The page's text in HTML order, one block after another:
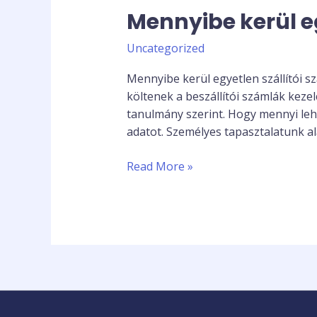
Mennyibe kerül
Uncategorized
Mennyibe kerül egyetlen szállítói
költenek a beszállítói számlák
tanulmány szerint. Hogy mennyi
adatot. Személyes tapasztalatunk
egyetlen
szállítói
számla
Read More »